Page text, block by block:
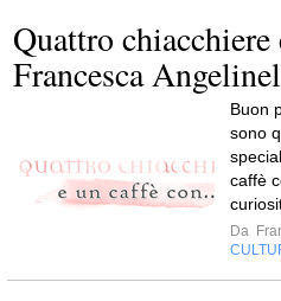
Quattro chiacchiere
Francesca
Buon
sono
caffè
Da